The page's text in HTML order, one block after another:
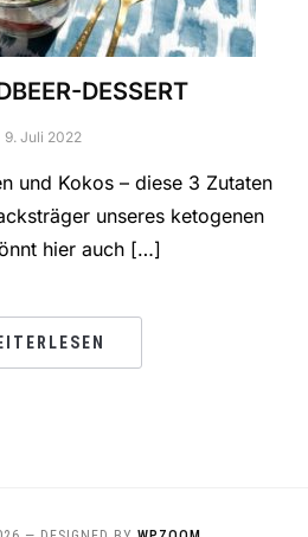
DESSERT
9. Juli 2022
und Kokos – diese 3 Zutaten
unseres ketogenen
hier auch […]